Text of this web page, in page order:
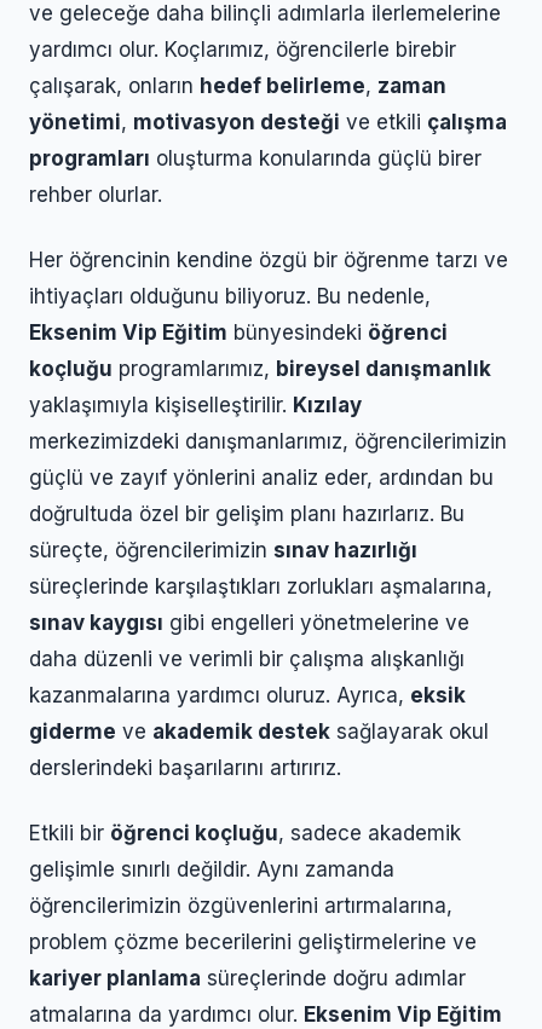
ve geleceğe daha bilinçli adımlarla ilerlemelerine
yardımcı olur. Koçlarımız, öğrencilerle birebir
çalışarak, onların hedef belirleme, zaman
yönetimi, motivasyon desteği ve etkili çalışma
programları oluşturma konularında güçlü birer
rehber olurlar.
Her öğrencinin kendine özgü bir öğrenme tarzı ve
ihtiyaçları olduğunu biliyoruz. Bu nedenle,
Eksenim Vip Eğitim bünyesindeki öğrenci
koçluğu programlarımız, bireysel danışmanlık
yaklaşımıyla kişiselleştirilir. Kızılay
merkezimizdeki danışmanlarımız, öğrencilerimizin
güçlü ve zayıf yönlerini analiz eder, ardından bu
doğrultuda özel bir gelişim planı hazırlarız. Bu
süreçte, öğrencilerimizin sınav hazırlığı
süreçlerinde karşılaştıkları zorlukları aşmalarına,
sınav kaygısı gibi engelleri yönetmelerine ve
daha düzenli ve verimli bir çalışma alışkanlığı
kazanmalarına yardımcı oluruz. Ayrıca, eksik
giderme ve akademik destek sağlayarak okul
derslerindeki başarılarını artırırız.
Etkili bir öğrenci koçluğu, sadece akademik
gelişimle sınırlı değildir. Aynı zamanda
öğrencilerimizin özgüvenlerini artırmalarına,
problem çözme becerilerini geliştirmelerine ve
kariyer planlama süreçlerinde doğru adımlar
atmalarına da yardımcı olur. Eksenim Vip Eğitim